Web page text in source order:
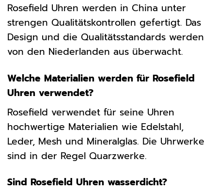
Rosefield Uhren werden in China unter
strengen Qualitätskontrollen gefertigt. Das
Design und die Qualitätsstandards werden
von den Niederlanden aus überwacht.
Welche Materialien werden für Rosefield
Uhren verwendet?
Rosefield verwendet für seine Uhren
hochwertige Materialien wie Edelstahl,
Leder, Mesh und Mineralglas. Die Uhrwerke
sind in der Regel Quarzwerke.
Sind Rosefield Uhren wasserdicht?